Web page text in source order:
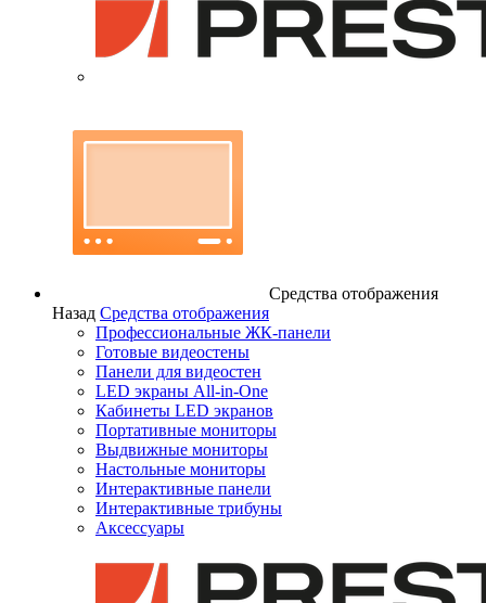
Средства отображения
Назад Средства отображения
Профессиональные ЖК-панели
Готовые видеостены
Панели для видеостен
LED экраны All-in-One
Кабинеты LED экранов
Портативные мониторы
Выдвижные мониторы
Настольные мониторы
Интерактивные панели
Интерактивные трибуны
Аксессуары